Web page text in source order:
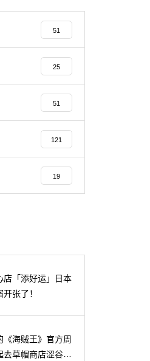
51
25
51
121
19
店「添好运」日本
张了！
《海贼王》官方周
去草帽商店涩谷本